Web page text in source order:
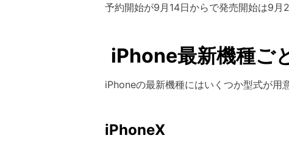
予約開始が9月14日からで発売開始は9月
iPhone最新機種ご
iPhoneの最新機種にはいくつか型式が用
iPhoneX